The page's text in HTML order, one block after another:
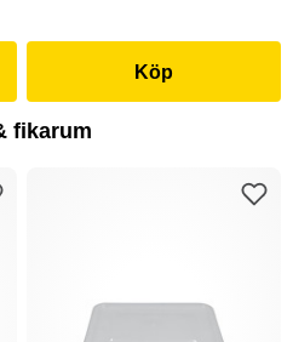
Köp
fikarum